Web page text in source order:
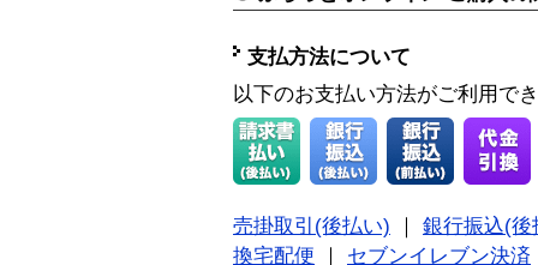
支払方法について
以下のお支払い方法がご利用で
売掛取引(後払い)
銀行振込(後
換宅配便
セブンイレブン決済